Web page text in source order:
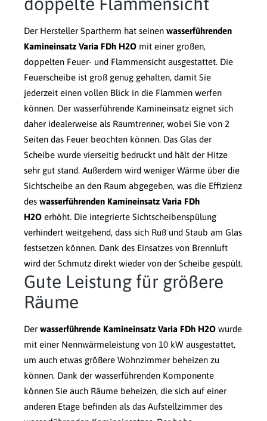
Der Hersteller Spartherm hat seinen wasserführenden
Kamineinsatz Varia FDh H2O mit einer großen,
doppelten Feuer- und Flammensicht ausgestattet. Die
Feuerscheibe ist groß genug gehalten, damit Sie
jederzeit einen vollen Blick in die Flammen werfen
können. Der wasserführende Kamineinsatz eignet sich
daher idealerweise als Raumtrenner, wobei Sie von 2
Seiten das Feuer beochten können. Das Glas der
Scheibe wurde vierseitig bedruckt und hält der Hitze
sehr gut stand. Außerdem wird weniger Wärme über die
Sichtscheibe an den Raum abgegeben, was die Effizienz
des wasserführenden Kamineinsatz Varia FDh
H2O erhöht. Die integrierte Sichtscheibenspülung
verhindert weitgehend, dass sich Ruß und Staub am Glas
festsetzen können. Dank des Einsatzes von Brennluft
wird der Schmutz direkt wieder von der Scheibe gespült.
Gute Leistung für größere
Räume
Der wasserführende Kamineinsatz Varia FDh H2O wurde
mit einer Nennwärmeleistung von 10 kW ausgestattet,
um auch etwas größere Wohnzimmer beheizen zu
können. Dank der wasserführenden Komponente
können Sie auch Räume beheizen, die sich auf einer
anderen Etage befinden als das Aufstellzimmer des